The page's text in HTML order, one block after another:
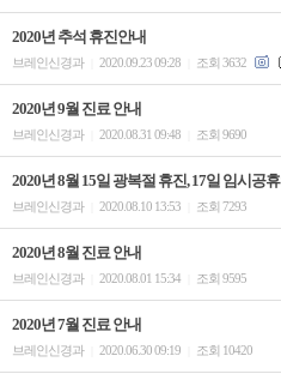
2020년 추석 휴진안내
브레인신경과 2020.09.23 09:28 조회 3632
2020년 9월 진료 안내
브레인신경과 2020.08.31 09:48 조회 9690
2020년 8월 15일 광복절 휴진, 17일 임시공
브레인신경과 2020.08.10 13:53 조회 7293
2020년 8월 진료 안내
브레인신경과 2020.08.01 15:34 조회 9595
2020년 7월 진료 안내
브레인신경과 2020.06.30 09:19 조회 10420